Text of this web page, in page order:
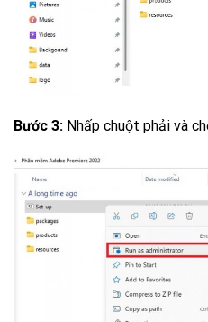
Bước 3: Nhấp chuột phải và